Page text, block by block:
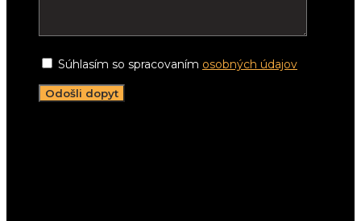
Súhlasím so spracovaním osobných údajov